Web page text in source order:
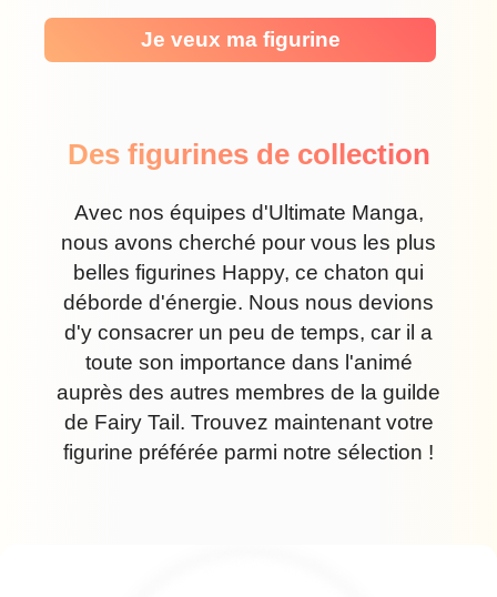
Je veux ma figurine
Des figurines de collection
Avec nos équipes d'Ultimate Manga,
nous avons cherché pour vous les plus
belles figurines Happy, ce chaton qui
déborde d'énergie. Nous nous devions
d'y consacrer un peu de temps, car il a
toute son importance dans l'animé
auprès des autres membres de la guilde
de Fairy Tail. Trouvez maintenant votre
figurine préférée parmi notre sélection !